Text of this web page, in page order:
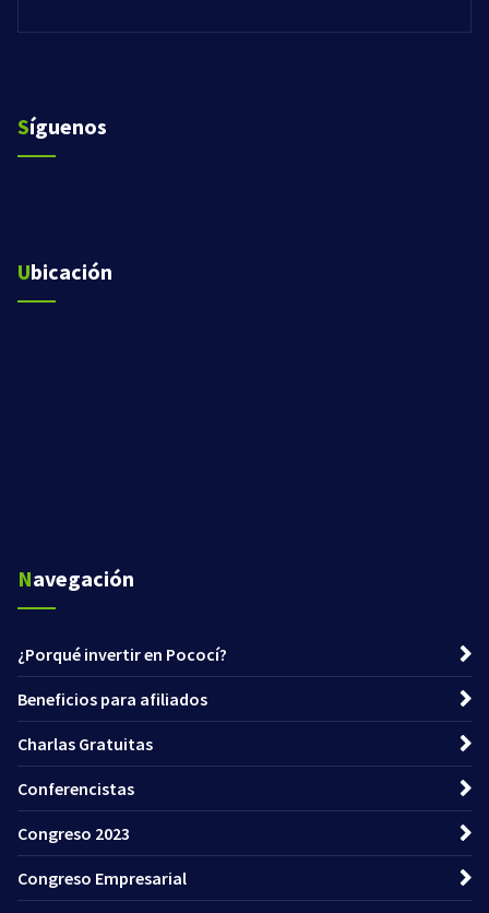
Síguenos
Ubicación
Navegación
¿Porqué invertir en Pococí?
Beneficios para afiliados
Charlas Gratuitas
Conferencistas
Congreso 2023
Congreso Empresarial